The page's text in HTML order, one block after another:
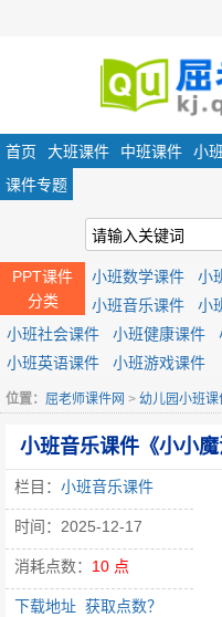
首页 大班课件 中班课件 小
课件专题
PPT课件
分类
小班数学课件 小
小班音乐课件
小
小班社会课件
小班健康课件
小班英语课件
小班游戏课件
位置： 屈老师课件网 > 幼儿园小班课
小班音乐课件《小小
栏目： 小班音乐课件
时间：2025-12-17
消耗点数： 10 点
下载地址 获取点数？